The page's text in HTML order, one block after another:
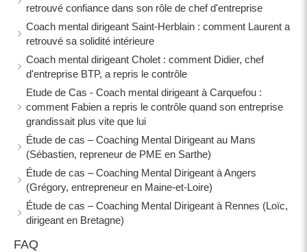
retrouvé confiance dans son rôle de chef d'entreprise
Coach mental dirigeant Saint-Herblain : comment Laurent a
retrouvé sa solidité intérieure
Coach mental dirigeant Cholet : comment Didier, chef
d'entreprise BTP, a repris le contrôle
Etude de Cas - Coach mental dirigeant à Carquefou :
comment Fabien a repris le contrôle quand son entreprise
grandissait plus vite que lui
Étude de cas – Coaching Mental Dirigeant au Mans
(Sébastien, repreneur de PME en Sarthe)
Étude de cas – Coaching Mental Dirigeant à Angers
(Grégory, entrepreneur en Maine-et-Loire)
Étude de cas – Coaching Mental Dirigeant à Rennes (Loïc,
dirigeant en Bretagne)
FAQ